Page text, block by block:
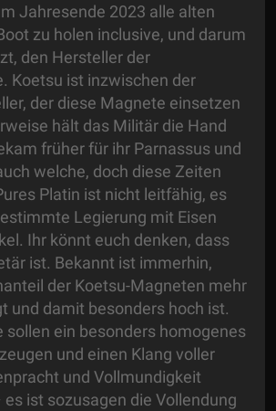
Jahresende 2023 alle alten
zu holen inclusive, und darum
den Hersteller der
Koetsu ist inzwischen der
der diese Magnete einsetzen
hält das Militär die Hand
früher für ihr Parnassus und
welche, doch diese Zeiten
Platin ist nicht leitfähig, es
Legierung mit Eisen
Ihr könnt euch denken, dass
ist. Bekannt ist immerhin,
der Koetsu-Magneten mehr
und damit besonders hoch ist.
sollen ein besonders homogenes
und einen Klang voller
und Vollmundigkeit
ist sozusagen die Vollendung